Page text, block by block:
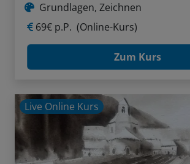
Grundlagen, Zeichnen
69€ p.P. (Online-Kurs)
Zum Kurs
Live Online Kurs